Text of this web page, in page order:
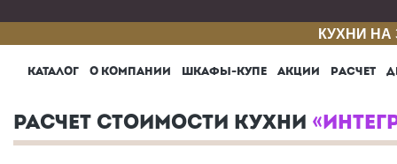
КУХНИ
КАТАЛОГ О КОМПАНИИ ШКАФЫ-КУПЕ АКЦИИ РАСЧЕТ
РАСЧЕТ СТОИМОСТИ КУХНИ